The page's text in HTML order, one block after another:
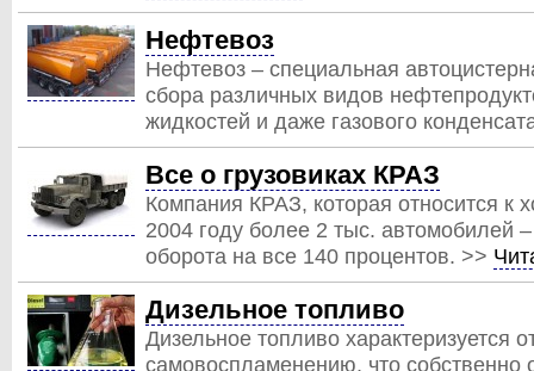
Нефтевоз
Нефтевоз – специальная
сбора различных видов
жидкостей и даже газового
Все о грузовиках КРАЗ
Компания КРАЗ, которая относится к
2004 году более 2 тыс. автомобилей
оборота на все 140 процентов. >>
Дизельное топливо
Дизельное топливо характеризуется
самовоспламенению, что собственно